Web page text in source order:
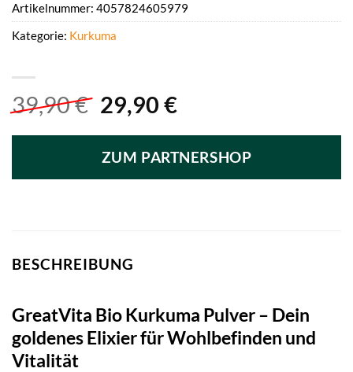
39,90€ Ursprünglicher
war:
39,90 €
29,90 €Aktueller
ist:
29,90 €.
ZUM PARTNERSHOP
Artikelnummer: 4057824605979
Kategorie: Kurkuma
BESCHREIBUNG
GreatVita Bio Kurkuma Pulver – Dein
goldenes Elixier für Wohlbefinden und
Vitalität